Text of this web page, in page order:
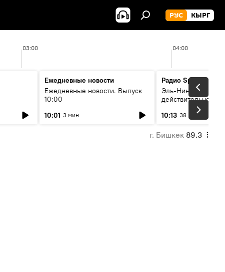
РУС КЫРГ
03:00 04:00
Ежедневные новости
Ежедневные новости. Выпуск
10:00
10:01 3 мин
Радио Sputnik
Эль-Ниньо, жара и
действительно
погоду в
10:13 38 мин
г. Бишкек 89.3